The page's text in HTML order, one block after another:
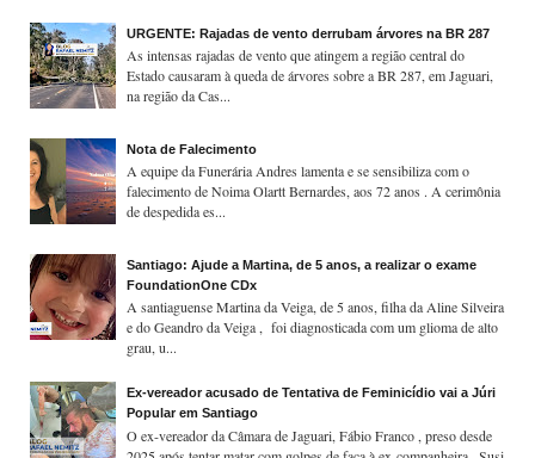
URGENTE: Rajadas de vento derrubam árvores na BR 287
As intensas rajadas de vento que atingem a região central do
Estado causaram à queda de árvores sobre a BR 287, em Jaguari,
na região da Cas...
Nota de Falecimento
A equipe da Funerária Andres lamenta e se sensibiliza com o
falecimento de Noima Olartt Bernardes, aos 72 anos . A cerimônia
de despedida es...
Santiago: Ajude a Martina, de 5 anos, a realizar o exame
FoundationOne CDx
A santiaguense Martina da Veiga, de 5 anos, filha da Aline Silveira
e do Geandro da Veiga , foi diagnosticada com um glioma de alto
grau, u...
Ex-vereador acusado de Tentativa de Feminicídio vai a Júri
Popular em Santiago
O ex-vereador da Câmara de Jaguari, Fábio Franco , preso desde